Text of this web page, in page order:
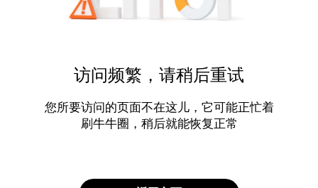
访问频繁，请稍后重试
您所要访问的页面不在这儿，它可能正忙着
刷牛牛圈，稍后就能恢复正常